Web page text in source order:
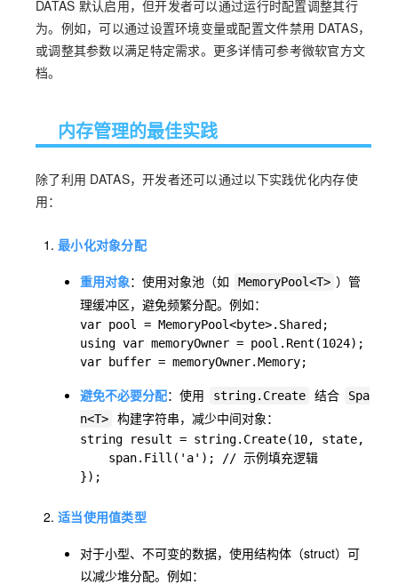
DATAS 默认启用，但开发者可以通过运行时配置调整其行
为。例如，可以通过设置环境变量或配置文件禁用 DATAS，
或调整其参数以满足特定需求。更多详情可参考微软官方文
档。
内存管理的最佳实践
除了利用 DATAS，开发者还可以通过以下实践优化内存使
用：
最小化对象分配
重用对象：使用对象池（如 MemoryPool<T> ）管
理缓冲区，避免频繁分配。例如：
var pool = MemoryPool<byte>.Shared;
using var memoryOwner = pool.Rent(1024);
var buffer = memoryOwner.Memory;
避免不必要分配：使用 string.Create 结合
Spa
n<T>
构建字符串，减少中间对象：
string result = string.Create(10, state,
span.Fill('a'); // 示例填充逻辑
});
适当使用值类型
对于小型、不可变的数据，使用结构体（struct）可
以减少堆分配。例如：